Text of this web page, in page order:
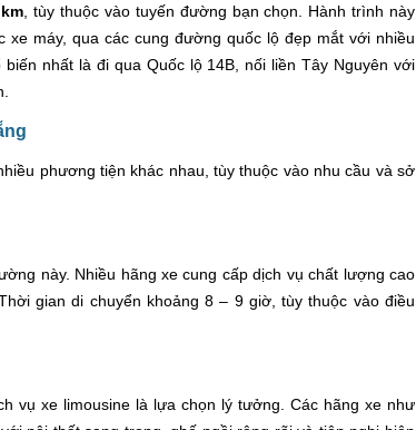
, tùy thuộc vào tuyến đường bạn chọn. Hành trình này
máy, qua các cung đường quốc lộ đẹp mắt với nhiều
nhất là đi qua Quốc lộ 14B, nối liền Tây Nguyên với
phương tiện khác nhau, tùy thuộc vào nhu cầu và sở
này. Nhiều hãng xe cung cấp dịch vụ chất lượng cao
gian di chuyển khoảng 8 – 9 giờ, tùy thuộc vào điều
vụ xe limousine là lựa chọn lý tưởng. Các hãng xe như